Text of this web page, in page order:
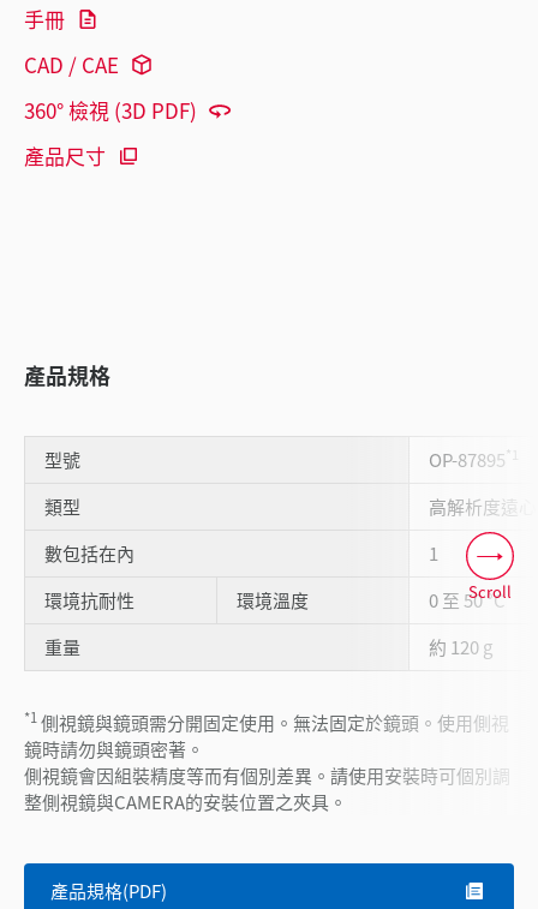
手冊
CAD / CAE
360° 檢視 (3D PDF)
產品尺寸
產品規格
型號 OP-87895*1
類型
高解析度遠
數包括在內
1
環境抗耐性
環境溫度
0 至 50 °C
重量
約 120 g
*1側視鏡與鏡頭需分開固定使用。無法固定於鏡頭。使用側視
鏡時請勿與鏡頭密著。
側視鏡會因組裝精度等而有個別差異。請使用安裝時可個別調
整側視鏡與CAMERA的安裝位置之夾具。
Scroll
產品規格(PDF)